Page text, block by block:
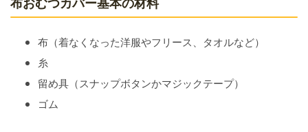
布（着なくなった洋服やフリース、タオルなど）
糸
留め具（スナップボタンかマジックテープ）
ゴム